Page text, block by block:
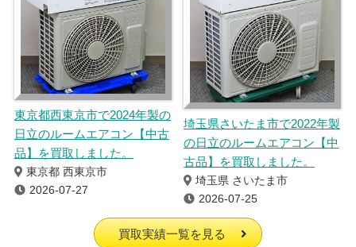
東京都西東京市で2024年製の
日立のルームエアコン【中古
品】を買取しました。
東京都 西東京市
2026-07-27
埼玉県さいたま市で2022年製
の日立のルームエアコン【中
古品】を買取しました。
埼玉県 さいたま市
2026-07-25
買取実績一覧を見る